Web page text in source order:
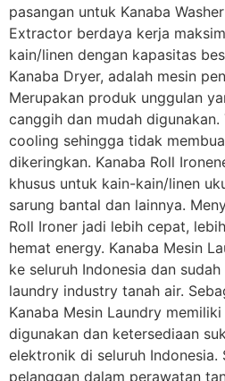
pasangan untuk Kanaba
Extractor berdaya kerja
kain/linen dengan kapasitas
Kanaba Dryer, adalah mesin
Merupakan produk unggulan
canggih dan mudah
cooling sehingga tidak
dikeringkan. Kanaba Roll
khusus untuk kain-kain/linen
sarung bantal dan lainnya.
Roll Ironer jadi lebih cepat,
hemat energy. Kanaba Mesin
ke seluruh Indonesia dan
laundry industry tanah air.
Kanaba Mesin Laundry
digunakan dan ketersediaan
elektronik di seluruh Indonesia.
pelanggan dalam perawatan